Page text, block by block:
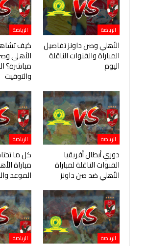
الرياضة
الأهلي وصن داونز تفاصيل
المباراة والقنوات الناقلة
اليوم
الرياضة
كيف
الأهلي
مباشرة؟
والتوقيت
الرياضة
دوري أبطال أفريقيا
القنوات الناقلة لمباراة
الأهلي ضد صن داونز
الرياضة
كل ما
مباراة
الموعد
الرياضة الرياضة